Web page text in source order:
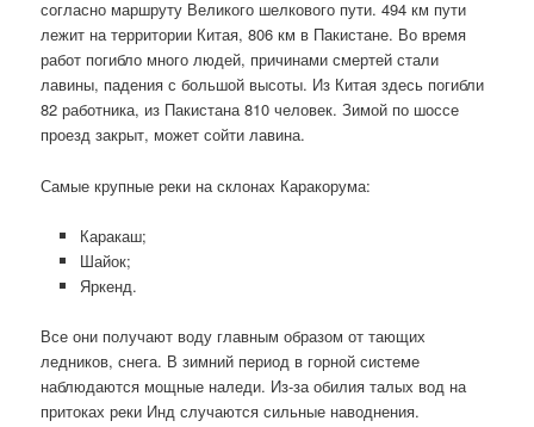
согласно маршруту Великого шелкового пути. 494 км пути
лежит на территории Китая, 806 км в Пакистане. Во время
работ погибло много людей, причинами смертей стали
лавины, падения с большой высоты. Из Китая здесь погибли
82 работника, из Пакистана 810 человек. Зимой по шоссе
проезд закрыт, может сойти лавина.
Самые крупные реки на склонах Каракорума:
Каракаш;
Шайок;
Яркенд.
Все они получают воду главным образом от тающих
ледников, снега. В зимний период в горной системе
наблюдаются мощные наледи. Из-за обилия талых вод на
притоках реки Инд случаются сильные наводнения.